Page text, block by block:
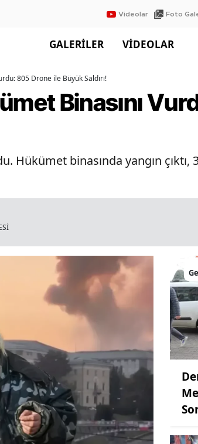
Videolar Foto
GALERİLER VİDEOLAR
805 Drone ile Büyük Saldırı!
Binasını
Hükümet binasında yangın